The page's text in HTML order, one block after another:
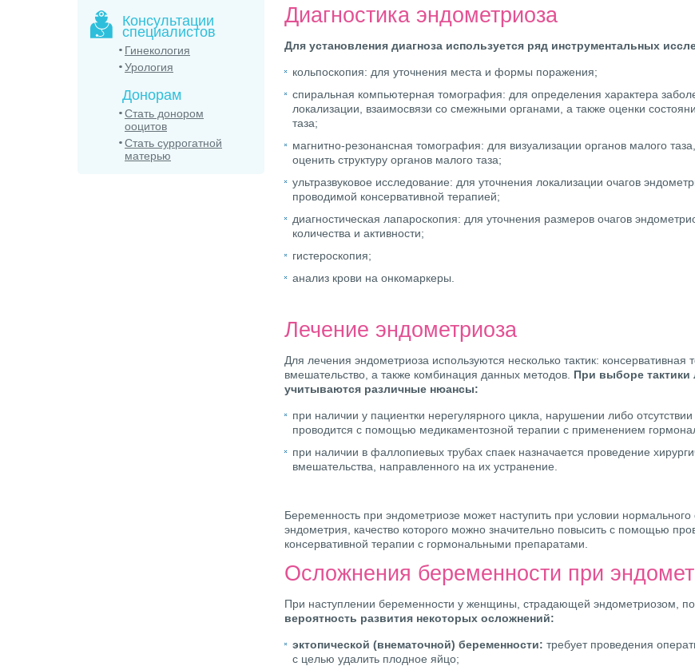
Консультации
специалистов
Гинекология
Урология
Донорам
Стать донором
ооцитов
Стать суррогатной
матерью
Диагностика эндометриоза
Для установления диагноза используется ряд инструментальных
кольпоскопия: для уточнения места и формы поражения;
спиральная компьютерная томография: для определения характера
локализации, взаимосвязи со смежными органами, а также оценки
таза;
магнитно-резонансная томография: для визуализации органов малого
оценить структуру органов малого таза;
ультразвуковое исследование: для уточнения локализации очагов
проводимой консервативной терапией;
диагностическая лапароскопия: для уточнения размеров очагов
количества и активности;
гистероскопия;
анализ крови на онкомаркеры.
Лечение эндометриоза
Для лечения эндометриоза используются несколько тактик: консервативная
вмешательство, а также комбинация данных методов. При выборе тактики
учитываются различные нюансы:
при наличии у пациентки нерегулярного цикла, нарушении либо
проводится с помощью медикаментозной терапии с применением
при наличии в фаллопиевых трубах спаек назначается проведение
вмешательства, направленного на их устранение.
Беременность при эндометриозе может наступить при условии нормального
эндометрия, качество которого можно значительно повысить с помощью
консервативной терапии с гормональными препаратами.
Осложнения беременности при
При наступлении беременности у женщины, страдающей эндометриозом,
вероятность развития некоторых осложнений:
эктопической (внематочной) беременности: требует проведения
с целью удалить плодное яйцо;